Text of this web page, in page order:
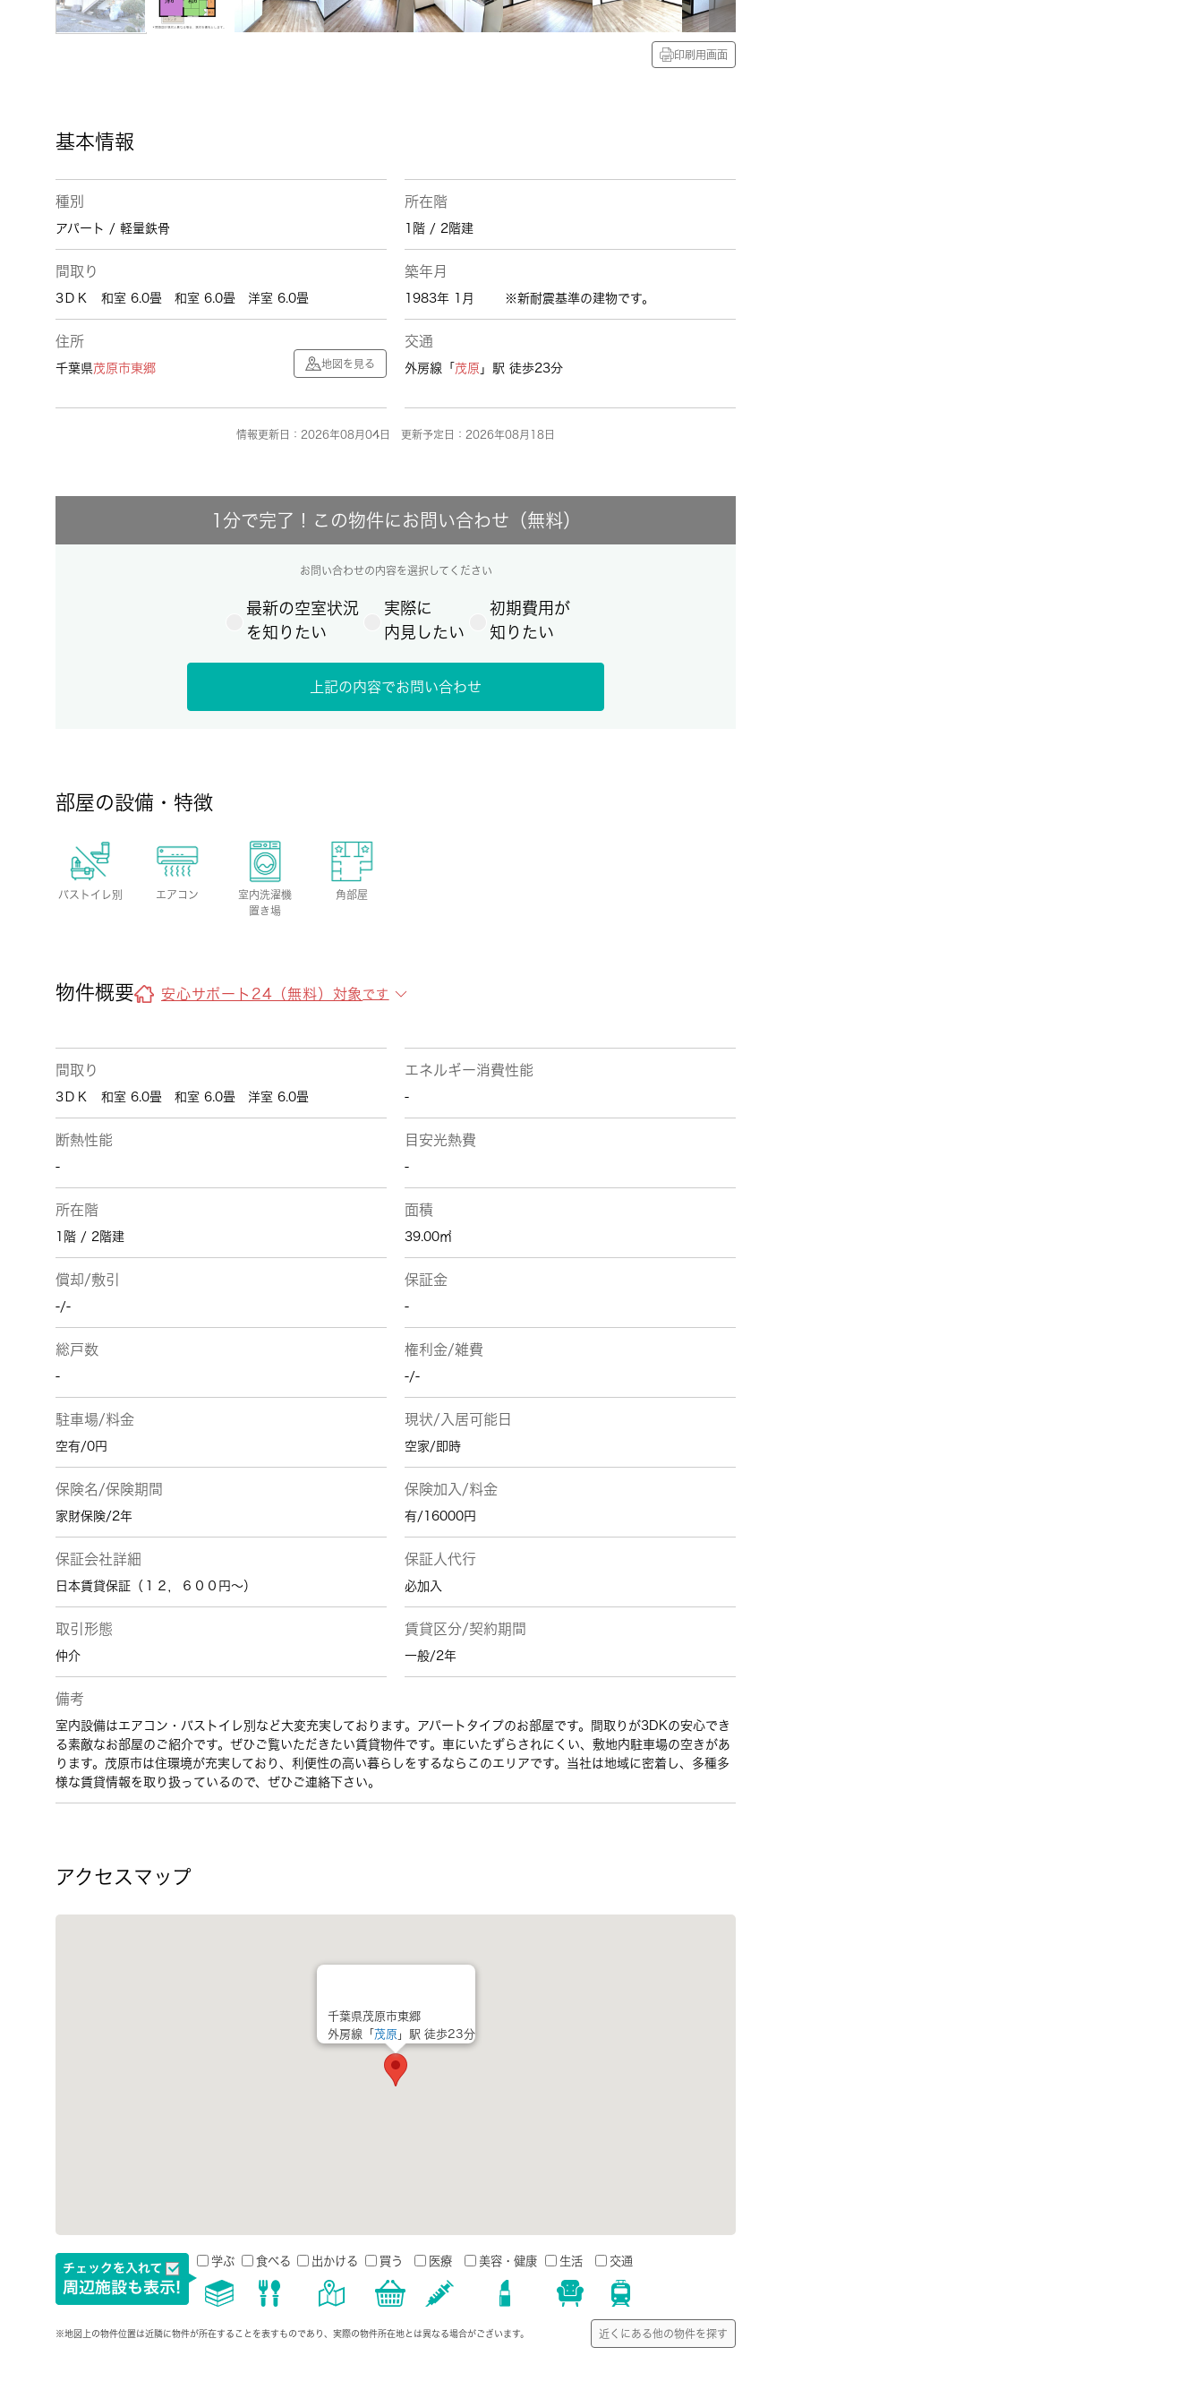
印刷用画面
基本情報
種別
アパート / 軽量鉄骨
所在階
1階 / 2階建
間取り
3ＤＫ 和室 6.0畳 和室 6.0畳 洋室 6.0畳
築年月
1983年 1月 ※新耐震基準の建物です。
住所
千葉県茂原市東郷 地図を見る
交通
外房線「 茂原 」駅 徒歩23分
情報更新日：2026年08月04日 更新予定日：2026年08月18日
1分で完了！この物件にお問い合わせ（無料）
お問い合わせの内容を選択してください
最新の空室状況
を知りたい
実際に
内見したい
初期費用が
知りたい
上記の内容でお問い合わせ
部屋の設備・特徴
バストイレ別 エアコン
室内洗濯機
置き場
角部屋
物件概要 安心サポート24（無料）対象 です
間取り
3ＤＫ 和室 6.0畳 和室 6.0畳 洋室 6.0畳
エネルギー消費性能
-
断熱性能
-
目安光熱費
-
所在階
1階 / 2階建
面積
39.00㎡
償却/敷引
-/-
保証金
-
総戸数
-
権利金/雑費
-/-
駐車場/料金
空有/0円
現状/入居可能日
空家/即時
保険名/保険期間
家財保険/2年
保険加入/料金
有/16000円
保証会社詳細
日本賃貸保証（１２，６００円～）
保証人代行
必加入
取引形態
仲介
賃貸区分/契約期間
一般/2年
備考
室内設備はエアコン・バストイレ別など大変充実しております。アパートタイプのお部屋です。間取りが3DKの安心でき
る素敵なお部屋のご紹介です。ぜひご覧いただきたい賃貸物件です。車にいたずらされにくい、敷地内駐車場の空きがあ
ります。茂原市は住環境が充実しており、利便性の高い暮らしをするならこのエリアです。当社は地域に密着し、多種多
様な賃貸情報を取り扱っているので、ぜひご連絡下さい。
アクセスマップ
千葉県茂原市東郷
外房線「 茂原 」駅 徒歩23分
学ぶ 食べる 出かける 買う 医療 美容・健康 生活 交通
※地図上の物件位置は近隣に物件が所在することを表すものであり、実際の物件所在地とは異なる場合がございます。 近くにある他の物件を探す